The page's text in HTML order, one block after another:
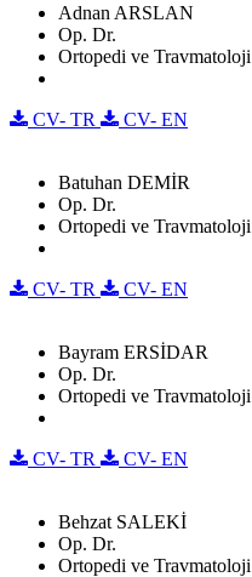
Adnan ARSLAN
Op. Dr.
Ortopedi ve Travmatoloji
CV- TR CV- EN
Batuhan DEMİR
Op. Dr.
Ortopedi ve Travmatoloji
CV- TR CV- EN
Bayram ERSİDAR
Op. Dr.
Ortopedi ve Travmatoloji
CV- TR CV- EN
Behzat SALEKİ
Op. Dr.
Ortopedi ve Travmatoloji